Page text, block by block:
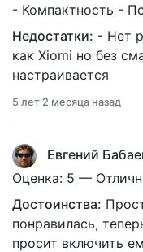
- Компактность -
Недостатки: - Нет
как Xiomi но без
настраивается
5 лет 2 месяца назад
Евгений
Оценка: 5 —
Достоинства:
понравилась,
просит включить